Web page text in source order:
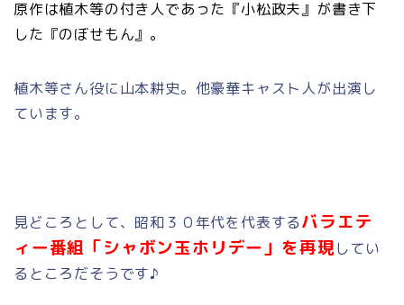
原作は植木等の付き人であった『小松政夫』が書き下
した『のぼせもん』。
植木等さん役に山本耕史。他豪華キャスト人が出演し
ています。
見どころとして、昭和３０年代を代表するバラエテ
ィー番組「シャボン玉ホリデー」を再現してい
るところだそうです♪